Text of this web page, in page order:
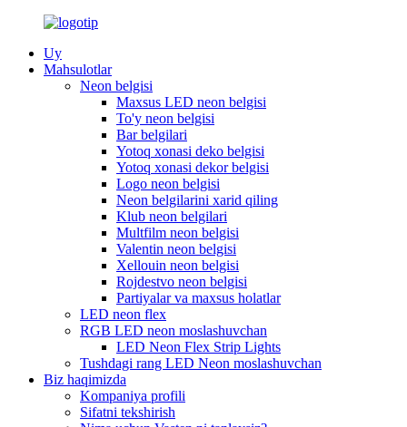
Uy
Mahsulotlar
Neon belgisi
Maxsus LED neon belgisi
To'y neon belgisi
Bar belgilari
Yotoq xonasi deko belgisi
Yotoq xonasi dekor belgisi
Logo neon belgisi
Neon belgilarini xarid qiling
Klub neon belgilari
Multfilm neon belgisi
Valentin neon belgisi
Xellouin neon belgisi
Rojdestvo neon belgisi
Partiyalar va maxsus holatlar
LED neon flex
RGB LED neon moslashuvchan
LED Neon Flex Strip Lights
Tushdagi rang LED Neon moslashuvchan
Biz haqimizda
Kompaniya profili
Sifatni tekshirish